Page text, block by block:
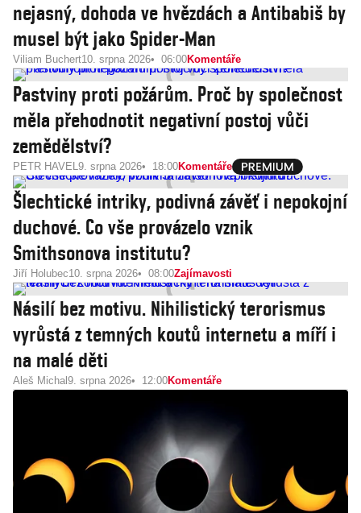
nejasný, dohoda ve hvězdách a Antibabiš by
musel být jako Spider-Man
Viliam Buchert10. srpna 2026 06:00Komentáře
Pastviny proti požárům. Proč by společnost
měla přehodnotit negativní postoj vůči
zemědělství?
PETR HAVEL9. srpna 2026 18:00Komentáře
Šlechtické intriky, podivná závěť i nepokojní
duchové. Co vše provázelo vznik
Smithsonova institutu?
Jiří Holubec10. srpna 2026 08:00Zajímavosti
Násilí bez motivu. Nihilistický terorismus
vyrůstá z temných koutů internetu a míří i
na malé děti
Aleš Michal 9. srpna 2026 12:00Komentáře